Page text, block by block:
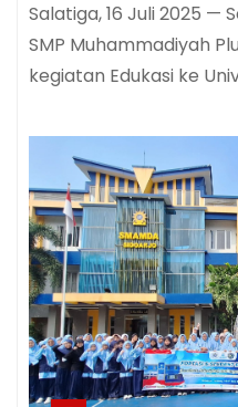
Salatiga, 16 Juli 2025 —
SMP Muhammadiyah
kegiatan Edukasi ke